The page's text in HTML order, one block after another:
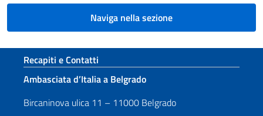
Naviga nella sezione
Sezione footer
Recapiti e Contatti
Ambasciata d’Italia a Belgrado
Bircaninova ulica 11 – 11000 Belgrado